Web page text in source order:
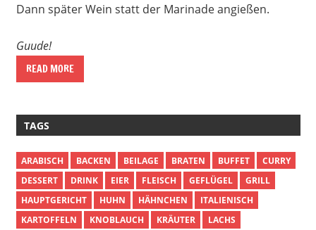
Dann später Wein statt der Marinade angießen.
Guude!
READ MORE
TAGS
ARABISCH BACKEN BEILAGE BRATEN BUFFET
CURRY
DESSERT
DRINK EIER FLEISCH GEFLÜGEL
GRILL
HAUPTGERICHT
HUHN HÄHNCHEN
ITALIENISCH
KARTOFFELN
KNOBLAUCH KRÄUTER LACHS